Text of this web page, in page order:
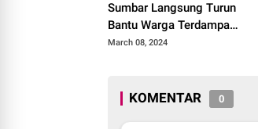
Sumbar Langsung Turun
Bantu Warga Terdampak
Banjir di Tunggul Hitam
March 08, 2024
KOMENTAR 0